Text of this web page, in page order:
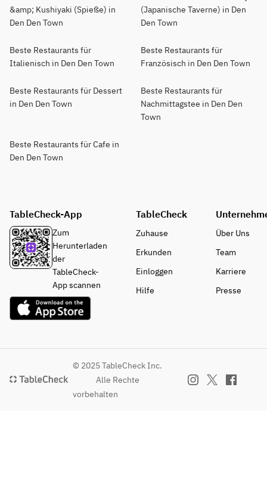
&amp; Kushiyaki (Spieße) in
Den Den Town
(Japanische Taverne) in Den
Den Town
Beste Restaurants für
Italienisch in Den Den Town
Beste Restaurants für
Französisch in Den Den Town
Beste Restaurants für Dessert
in Den Den Town
Beste Restaurants für
Nachmittagstee in Den Den
Town
Beste Restaurants für Cafe in
Den Den Town
TableCheck-App
Zum
Herunterladen
der
TableCheck-
App scannen
TableCheck
Zuhause
Erkunden
Einloggen
Hilfe
Über Uns
Team
Karriere
Presse
© 2025 TableCheck Inc.
Alle Rechte
vorbehalten